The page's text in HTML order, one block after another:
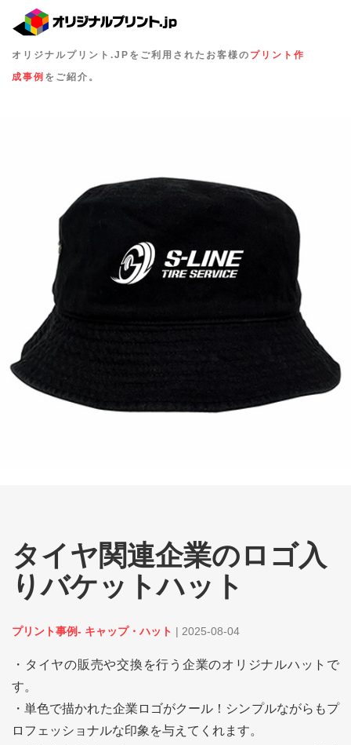
オリジナルプリント.JPをご利用されたお客様の プリント作
成事例 をご紹介。
タイヤ関連企業のロゴ入
りバケットハット
プリント事例- キャップ・ハット | 2025-08-04
・タイヤの販売や交換を行う企業のオリジナルハットで
す。
・単色で描かれた企業ロゴがクール！シンプルながらもプ
ロフェッショナルな印象を与えてくれます。